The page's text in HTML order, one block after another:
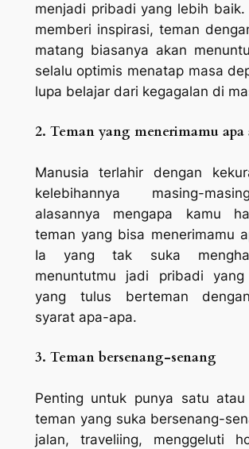
menjadi pribadi yang lebih baik.
memberi inspirasi, teman
matang biasanya akan
selalu optimis menatap masa
lupa belajar dari kegagalan di
2. Teman yang menerimamu apa
Manusia terlahir dengan
kelebihannya masing-
alasannya mengapa kamu
teman yang bisa menerimamu
Ia yang tak suka
menuntutmu jadi pribadi yang
yang tulus berteman
syarat apa-apa.
3. Teman bersenang-senang
Penting untuk punya satu
teman yang suka bersenang-
jalan, traveliing, menggeluti